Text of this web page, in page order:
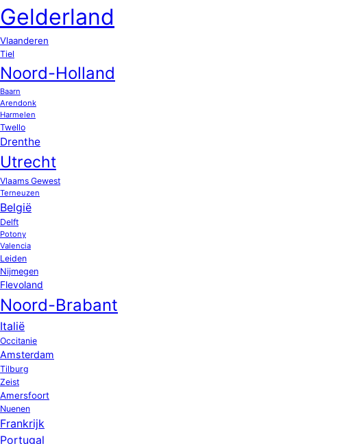
Gelderland
Vlaanderen
Tiel
Noord-Holland
Baarn
Arendonk
Harmelen
Twello
Drenthe
Utrecht
Vlaams Gewest
Terneuzen
België
Delft
Potony
Valencia
Leiden
Nijmegen
Flevoland
Noord-Brabant
Italië
Occitanie
Amsterdam
Tilburg
Zeist
Amersfoort
Nuenen
Frankrijk
Portugal